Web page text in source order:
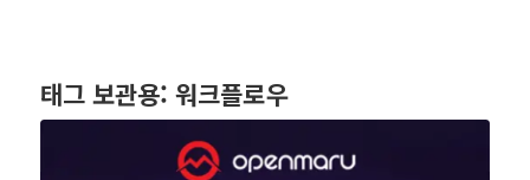
태그 보관용: 워크플로우